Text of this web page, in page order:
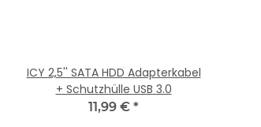
ICY 2,5'' SATA HDD Adapterkabel
+ Schutzhülle USB 3.0
11,99 € *